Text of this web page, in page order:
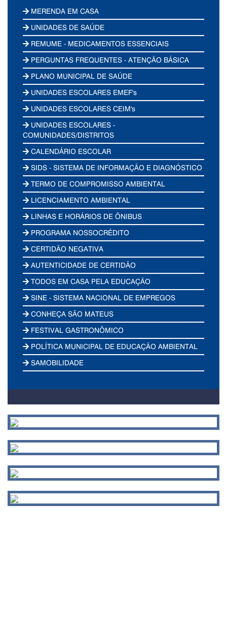
MERENDA EM CASA
UNIDADES DE SAÚDE
REMUME - MEDICAMENTOS ESSENCIAIS
PERGUNTAS FREQUENTES - ATENÇÃO BÁSICA
PLANO MUNICIPAL DE SAÚDE
UNIDADES ESCOLARES EMEF's
UNIDADES ESCOLARES CEIM's
UNIDADES ESCOLARES -
COMUNIDADES/DISTRITOS
CALENDÁRIO ESCOLAR
SIDS - SISTEMA DE INFORMAÇÃO E DIAGNÓSTICO
TERMO DE COMPROMISSO AMBIENTAL
LICENCIAMENTO AMBIENTAL
LINHAS E HORÁRIOS DE ÔNIBUS
PROGRAMA NOSSOCRÉDITO
CERTIDÃO NEGATIVA
AUTENTICIDADE DE CERTIDÃO
TODOS EM CASA PELA EDUCAÇÃO
SINE - SISTEMA NACIONAL DE EMPREGOS
CONHEÇA SÃO MATEUS
FESTIVAL GASTRONÔMICO
POLÍTICA MUNICIPAL DE EDUCAÇÃO AMBIENTAL
SAMOBILIDADE